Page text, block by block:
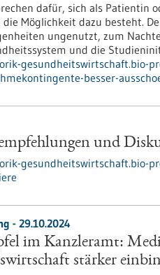
dafür, sich als Patientin
die Möglichkeit dazu besteht.
ungenutzt, zum
und die
gesundheitswirtschaft.bio-
besser-
und
gesundheitswirtschaft.bio-
- 29.10.2024
im Kanzleramt:
stärker